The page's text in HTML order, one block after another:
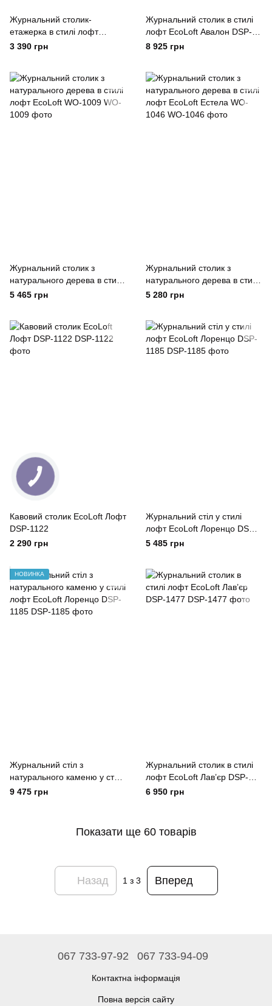
Журнальний столик-
етажерка в стилі лофт
EcoLoft Мервин DSP-1451
3 390 грн
Журнальний столик в стилі
лофт EcoLoft Авалон DSP-
1044
8 925 грн
Журнальний столик з
натурального дерева в стилі
лофт EcoLoft WO-1009
5 465 грн
Журнальний столик з
натурального дерева в стилі
лофт EcoLoft Естела WO-
5 280 грн
Кавовий столик EcoLoft Лофт
DSP-1122
2 290 грн
Журнальний стіл у стилі
лофт EcoLoft Лоренцо DSP-
1185
5 485 грн
НОВИНКА
Журнальний стіл з
натурального каменю у стилі
лофт EcoLoft Лоренцо DSP-
9 475 грн
Журнальний столик в стилі
лофт EcoLoft Лав’єр DSP-
1477
6 950 грн
Показати ще 60 товарів
Назад 1 з 3 Вперед
067 733-97-92 067 733-94-09
Контактна інформація
Повна версія сайту